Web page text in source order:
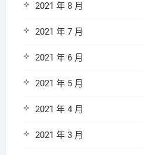
2021 年 8 月
2021 年 7 月
2021 年 6 月
2021 年 5 月
2021 年 4 月
2021 年 3 月